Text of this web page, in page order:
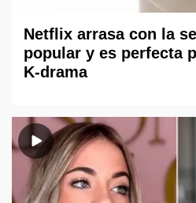
Netflix arrasa con la
popular y es perfecta
K-drama